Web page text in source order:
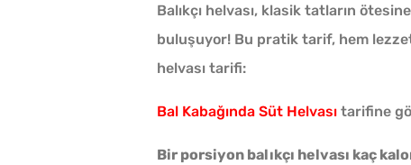
Balıkçı helvası, klasik tatların
buluşuyor! Bu pratik tarif, hem
helvası tarifi:
Bal Kabağında Süt Helvası tarifine
Bir porsiyon balıkçı helvası kaç